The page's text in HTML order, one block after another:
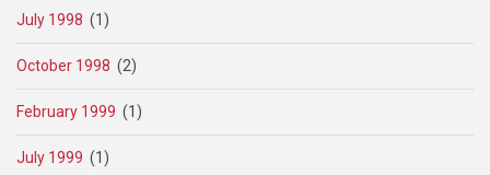
July 1998 (1)
October 1998 (2)
February 1999 (1)
July 1999 (1)